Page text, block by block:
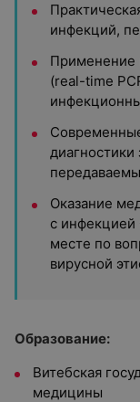
инфекций,
Применение
(real-time
Оказание
с инфекцией
месте по
вирусной
Образование:
Витебская
медицины